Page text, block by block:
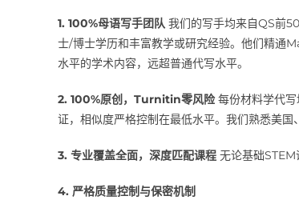
1. 100%母语写手团队我们的写手均来自QS前
士/博士学历和丰富教学或研究经验。他们精通
水平的学术内容，远超普通代写水平。
2. 100%原创，Turnitin零风险每份材料学代写
证，相似度严格控制在最低水平。我们熟悉美国
3. 专业覆盖全面，深度匹配课程无论基础STEM
4. 严格质量控制与保密机制